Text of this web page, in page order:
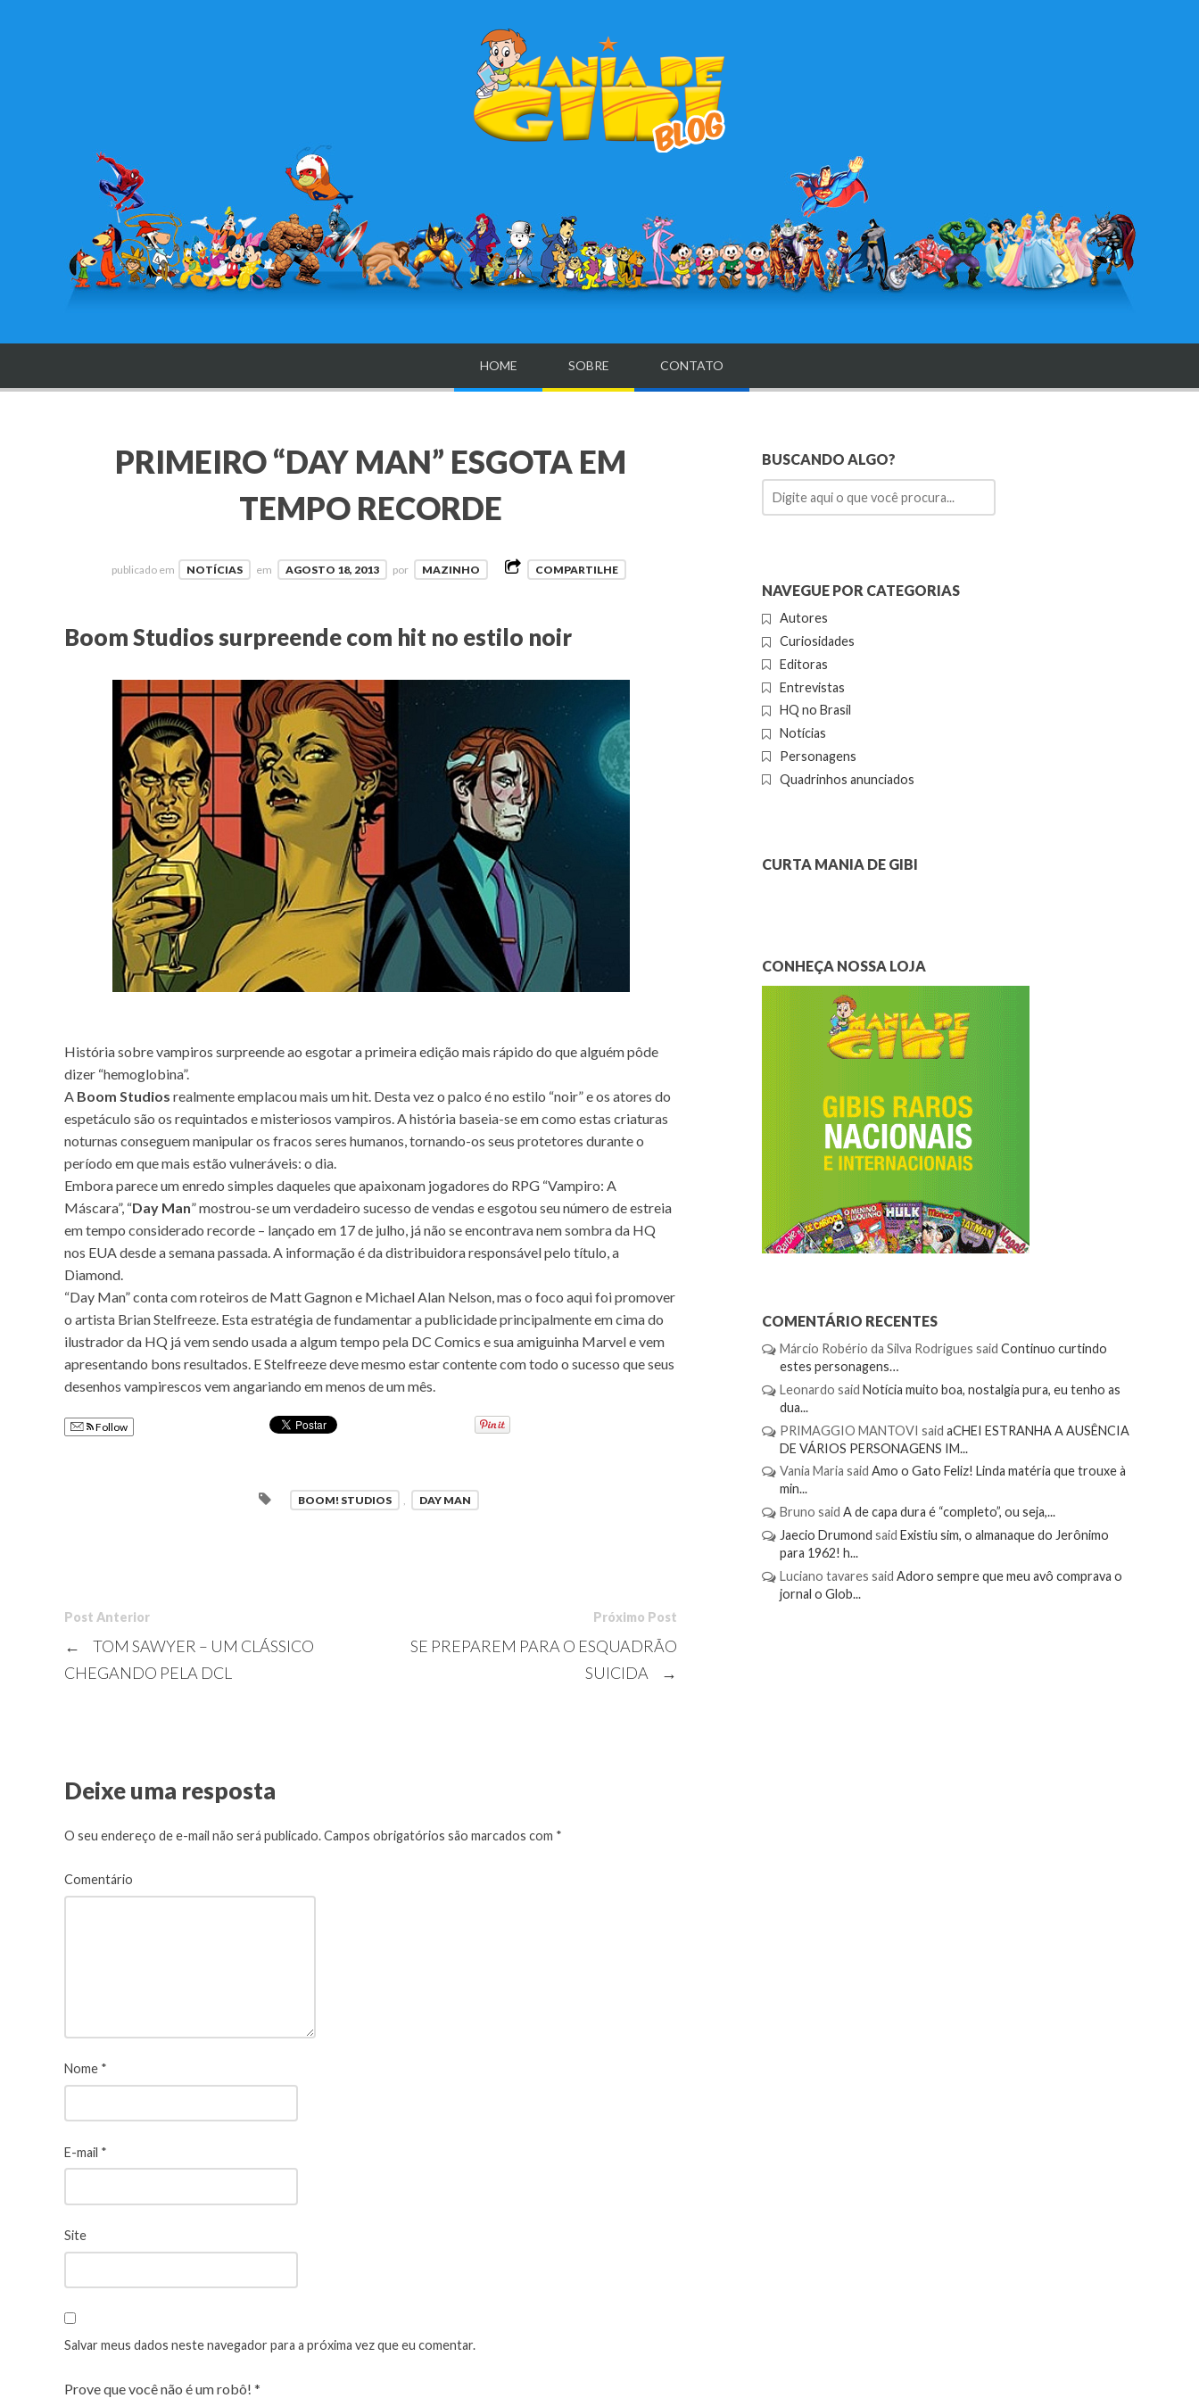
HOME SOBRE CONTATO
PRIMEIRO “DAY MAN” ESGOTA EM
TEMPO RECORDE
publicado em NOTÍCIAS em AGOSTO 18, 2013 por MAZINHO COMPARTILHE
Boom Studios surpreende com hit no estilo noir
História sobre vampiros surpreende ao esgotar a primeira edição mais rápido do que alguém pôde
dizer “hemoglobina”.
A Boom Studios realmente emplacou mais um hit. Desta vez o palco é no estilo “noir” e os atores do
espetáculo são os requintados e misteriosos vampiros. A história baseia-se em como estas criaturas
noturnas conseguem manipular os fracos seres humanos, tornando-os seus protetores durante o
período em que mais estão vulneráveis: o dia.
Embora parece um enredo simples daqueles que apaixonam jogadores do RPG “Vampiro: A
Máscara”, “Day Man” mostrou-se um verdadeiro sucesso de vendas e esgotou seu número de estreia
em tempo considerado recorde – lançado em 17 de julho, já não se encontrava nem sombra da HQ
nos EUA desde a semana passada. A informação é da distribuidora responsável pelo título, a
Diamond.
“Day Man” conta com roteiros de Matt Gagnon e Michael Alan Nelson, mas o foco aqui foi promover
o artista Brian Stelfreeze. Esta estratégia de fundamentar a publicidade principalmente em cima do
ilustrador da HQ já vem sendo usada a algum tempo pela DC Comics e sua amiguinha Marvel e vem
apresentando bons resultados. E Stelfreeze deve mesmo estar contente com todo o sucesso que seus
desenhos vampirescos vem angariando em menos de um mês.
Follow
BOOM! STUDIOS DAY MAN
Post Anterior
←
TOM SAWYER – UM CLÁSSICO
CHEGANDO PELA DCL
Próximo Post
SE PREPAREM PARA O ESQUADRÃO
SUICIDA
→
Deixe uma resposta
O seu endereço de e-mail não será publicado.Campos obrigatórios são marcados com *
Comentário
Nome *
E-mail *
Site
Salvar meus dados neste navegador para a próxima vez que eu comentar.
Prove que você não é um robô! *
BUSCANDO ALGO?
NAVEGUE POR CATEGORIAS
Autores
Curiosidades
Editoras
Entrevistas
HQ no Brasil
Notícias
Personagens
Quadrinhos anunciados
CURTA MANIA DE GIBI
CONHEÇA NOSSA LOJA
COMENTÁRIO RECENTES
Márcio Robério da Silva Rodrigues saidContinuo curtindo
estes personagens…
Leonardo saidNotícia muito boa, nostalgia pura, eu tenho as
dua...
PRIMAGGIO MANTOVI saidaCHEI ESTRANHA A AUSÊNCIA
DE VÁRIOS PERSONAGENS IM...
Vania Maria saidAmo o Gato Feliz! Linda matéria que trouxe à
min...
Bruno saidA de capa dura é “completo”, ou seja,...
Jaecio Drumond saidExistiu sim, o almanaque do Jerônimo
para 1962! h...
Luciano tavares saidAdoro sempre que meu avô comprava o
jornal o Glob...